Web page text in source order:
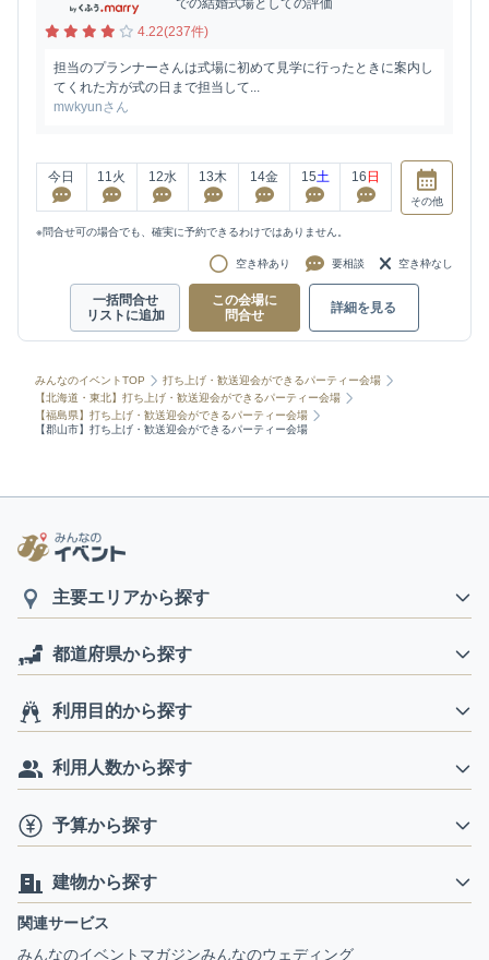
での結婚式場としての評価
4.22(237件)
担当のプランナーさんは式場に初めて見学に行ったときに案内し
てくれた方が式の日まで担当して...
mwkyunさん
今日 11火 12水 13木 14金 15土 16 日
その他
※問合せ可の場合でも、確実に予約できるわけではありません。
空き枠あり 要相談 空き枠なし
一括問合せ
リストに追加
この会場に
問合せ
詳細を見る
みんなのイベントTOP
打ち上げ・歓送迎会ができるパーティー会場
【北海道・東北】打ち上げ・歓送迎会ができるパーティー会場
【福島県】打ち上げ・歓送迎会ができるパーティー会場
【郡山市】打ち上げ・歓送迎会ができるパーティー会場
主要エリアから探す
都道府県から探す
利用目的から探す
利用人数から探す
予算から探す
建物から探す
関連サービス
みんなのイベントマガジンみんなのウェディング